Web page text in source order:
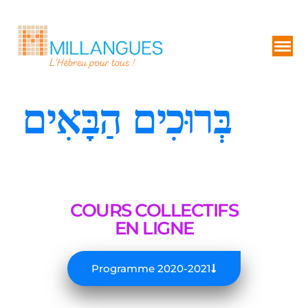
בְּרוּכִים הַבָּאִים
COURS COLLECTIFS
EN LIGNE
Programme 2020-2021